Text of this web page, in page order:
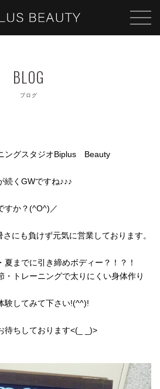
ブログ
ングスタジオBiplus Beauty
続くGWですね♪♪♪
すか？(^O^)／
にも負けず元気に営業しております。
までに引き締めボディー？！？！
・トレーニングで太りにくい身体作り
験してみて下さい!(^^)!
待ちしております<(_ _)>